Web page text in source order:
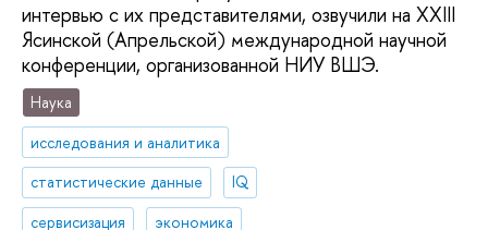
интервью с их представителями, озвучили на XXIII
Ясинской (Апрельской) международной научной
конференции, организованной НИУ ВШЭ.
Наука
исследования и аналитика
статистические данные
IQ
сервисизация
экономика